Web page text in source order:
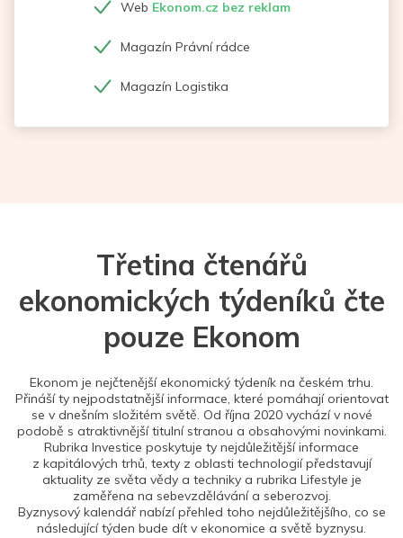
Web Ekonom.cz bez reklam
Magazín Právní rádce
Magazín Logistika
Třetina čtenářů
ekonomických týdeníků čte
pouze Ekonom
Ekonom je nejčtenější ekonomický týdeník na českém trhu.
Přináší ty nejpodstatnější informace, které pomáhají orientovat
se v dnešním složitém světě. Od října 2020 vychází v nové
podobě s atraktivnější titulní stranou a obsahovými novinkami.
Rubrika Investice poskytuje ty nejdůležitější informace
z kapitálových trhů, texty z oblasti technologií představují
aktuality ze světa vědy a techniky a rubrika Lifestyle je
zaměřena na sebevzdělávání a seberozvoj.
Byznysový kalendář nabízí přehled toho nejdůležitějšího, co se
následující týden bude dít v ekonomice a světě byznysu.